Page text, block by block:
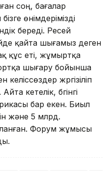
соң, бағалар
өнімдерімізді
береді. Ресей
қайта шығамыз деген
құс еті, жұмыртқа
шығару бойынша
жүргізіліп
кетелік, бүгінгі
бар екен. Биыл
және 5 млрд.
Форум жұмысы